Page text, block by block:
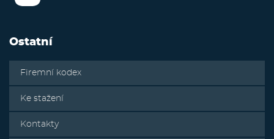
Ostatní
Firemní kodex
Ke stažení
Kontakty